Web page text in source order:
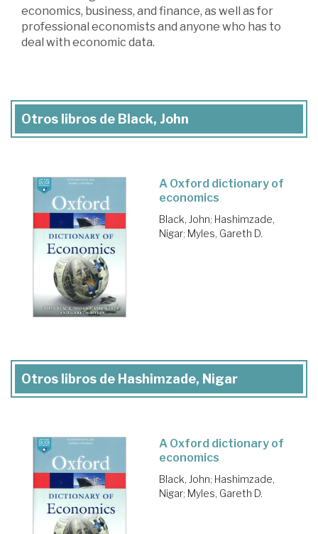
economics, business, and finance, as well as for
professional economists and anyone who has to
deal with economic data.
Otros libros de Black, John
A Oxford dictionary of
economics
Black, John; Hashimzade,
Nigar; Myles, Gareth D.
Otros libros de Hashimzade, Nigar
A Oxford dictionary of
economics
Black, John; Hashimzade,
Nigar; Myles, Gareth D.